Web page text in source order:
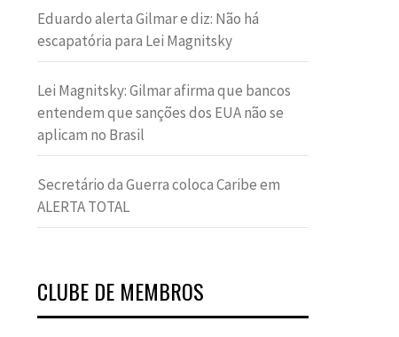
Eduardo alerta Gilmar e diz: Não há
escapatória para Lei Magnitsky
Lei Magnitsky: Gilmar afirma que bancos
entendem que sanções dos EUA não se
aplicam no Brasil
Secretário da Guerra coloca Caribe em
ALERTA TOTAL
CLUBE DE MEMBROS